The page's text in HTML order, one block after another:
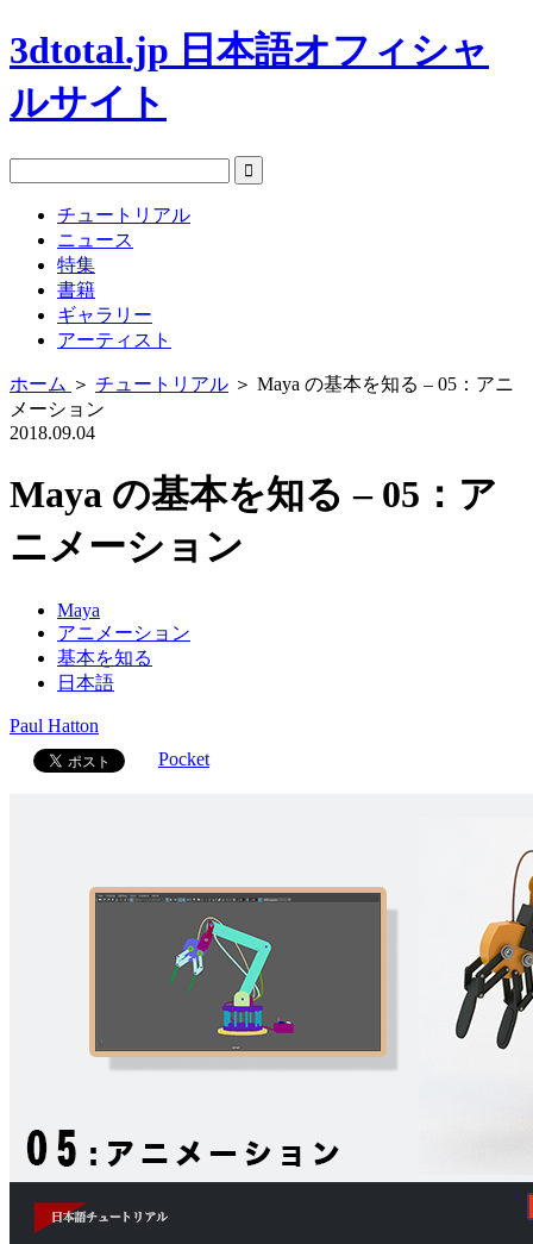
3dtotal.jp 日本語オフィシャ
ルサイト
チュートリアル
ニュース
特集
書籍
ギャラリー
アーティスト
ホーム ＞ チュートリアル ＞ Maya の基本を知る – 05：アニ
メーション
2018.09.04
Maya の基本を知る – 05：ア
ニメーション
Maya
アニメーション
基本を知る
日本語
Paul Hatton
Pocket